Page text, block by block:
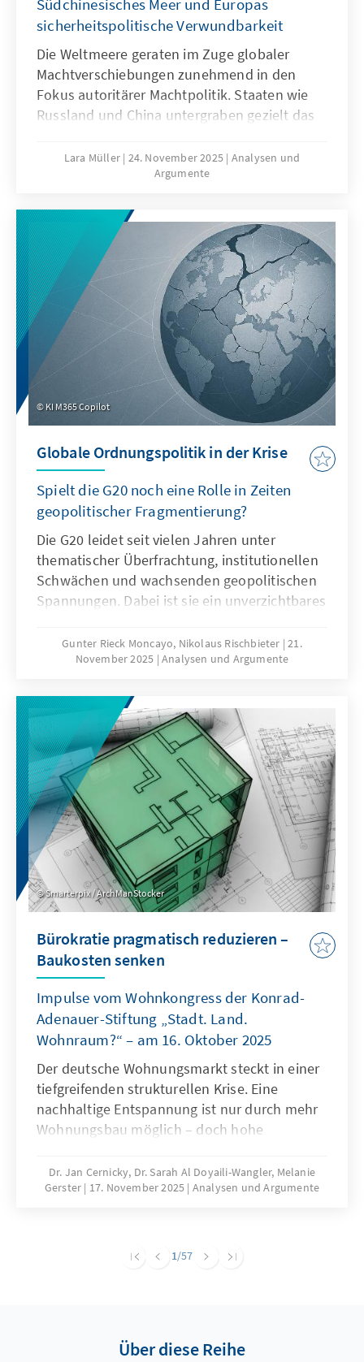
Südchinesisches Meer und Europas
sicherheitspolitische Verwundbarkeit
Die Weltmeere geraten im Zuge globaler
Machtverschiebungen zunehmend in den
Fokus autoritärer Machtpolitik. Staaten wie
Russland und China untergraben gezielt das
formen – eine Praxis, die als „Lawfare“
bekannt ist. In der Ostsee zeigen
Südchinesischen Meer demonstriert China,
wie Recht zur Machtfrage wird. Beide Fälle
verdeutlichen: Wo das Seerecht unterwandert
wird, geraten Europas Sicherheit,
Handlungsfähigkeit und die regelbasierte
Ordnung ins Wanken.
Lara Müller 24. November 2025 Analysen und
Argumente
KI M365 Copilot
Globale Ordnungspolitik in der Krise
Spielt die G20 noch eine Rolle in Zeiten
geopolitischer Fragmentierung?
Die G20 leidet seit vielen Jahren unter
thematischer Überfrachtung, institutionellen
Schwächen und wachsenden geopolitischen
Spannungen. Dabei ist sie ein unverzichtbares
muss daher ihre Legitimität und Wirksamkeit
zurückgewinnen. Dies kann nur gelingen,
konzentriert, die Troika zu einer mehrjährigen
Planungsinstanz weiterentwickelt, die OECD
als Quasi-Sekretariat institutionell stärkt und
ihre Arbeitsweise stärker auf umsetzbare
Ergebnisse ausrichtet.
Gunter Rieck Moncayo, Nikolaus Rischbieter 21.
November 2025 Analysen und Argumente
Smarterpix / ArchManStocker
Bürokratie pragmatisch reduzieren –
Baukosten senken
Impulse vom Wohnkongress der Konrad-
Adenauer-Stiftung „Stadt. Land.
Wohnraum?“ – am 16. Oktober 2025
Der deutsche Wohnungsmarkt steckt in einer
tiefgreifenden strukturellen Krise. Eine
nachhaltige Entspannung ist nur durch mehr
Wohnungsbau möglich – doch hohe
Vorgaben bremsen die Bautätigkeit erheblich.
Zur Lösung des Problems bedarf es einer
Dr. Jan Cernicky, Dr. Sarah Al Doyaili-Wangler, Melanie
Gerster
17. November 2025 Analysen und Argumente
1/57
Über diese Reihe